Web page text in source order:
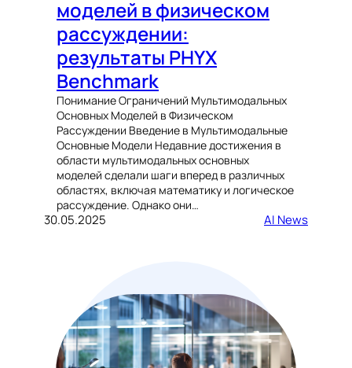
моделей в физическом
рассуждении:
результаты PHYX
Benchmark
Понимание Ограничений Мультимодальных
Основных Моделей в Физическом
Рассуждении Введение в Мультимодальные
Основные Модели Недавние достижения в
области мультимодальных основных
моделей сделали шаги вперед в различных
областях, включая математику и логическое
рассуждение. Однако они…
30.05.2025 AI News